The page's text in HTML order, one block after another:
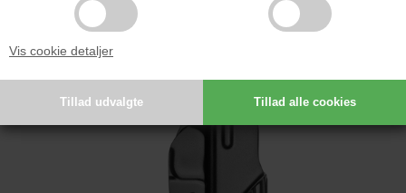
Vis cookie detaljer